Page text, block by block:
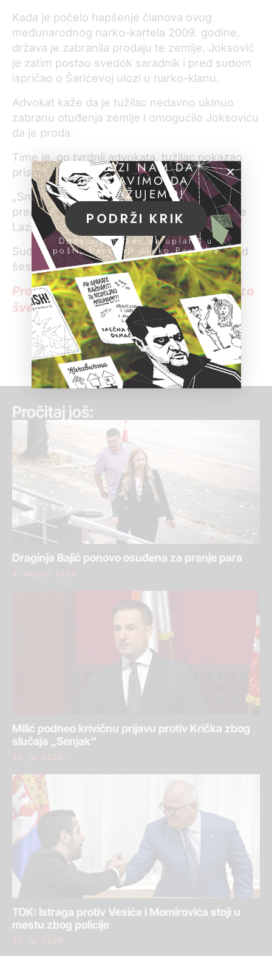
Kada je počelo hapšenje članova ovog
međunarodnog narko-kartela 2009. godine,
država je zabranila prodaju te zemlje. Joksović
je zatim postao svedok saradnik i pred sudom
ispričao o Šarićevoj ulozi u narko-klanu.
Advokat kaže da je tužilac nedavno ukinuo
zabranu otuđenja zemlje i omogućilo Joksoviću
da je proda.
Time je, po tvrdnji advokata, tužilac pokazao
pristrasnost.
„Smatramo da on više ne može da bude u
predmetu kad je uradio tu zloupotrebu“, kaže
Lazarević.
Suđenje Šariću za šverc kokaina traje više od
šest godina.
Pročitajte sve vesti sa suđenja Šariću za
šverc kokaina
Pročitaj još:
Draginja Bajić ponovo osuđena za pranje para
4. avgust 2026.
Milić podneo krivičnu prijavu protiv Krička zbog
slučaja „Senjak“
30. jul 2026.
TOK: Istraga protiv Vesića i Momirovića stoji u
mestu zbog policije
30. jul 2026.
POMOZI NAM DA
NASTAVIMO DA
ISTRAŽUJEMO!
PODRŽI KRIK
Donacije možeš da uplatiš u
pošti, banci ili preko PayPal-a